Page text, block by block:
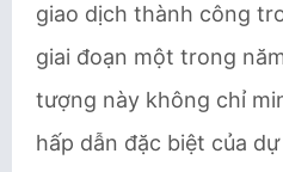
giao dịch thành công
giai đoạn một trong
tượng này không chỉ
hấp dẫn đặc biệt của